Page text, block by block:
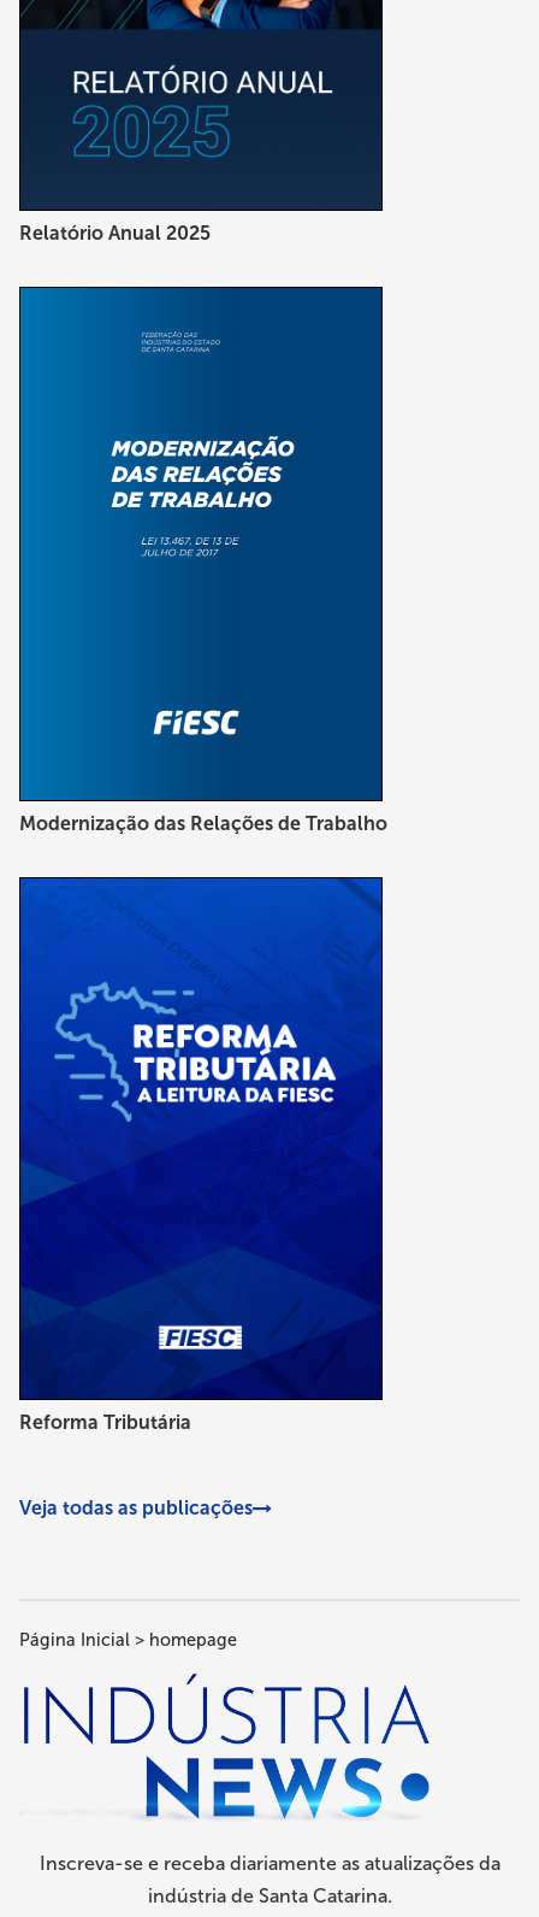
Relatório Anual 2025
Modernização das Relações de Trabalho
Reforma Tributária
Veja todas as publicações
Trilha
de
navegação
Página Inicial homepage
Inscreva-se e receba diariamente as atualizações da
indústria de Santa Catarina.